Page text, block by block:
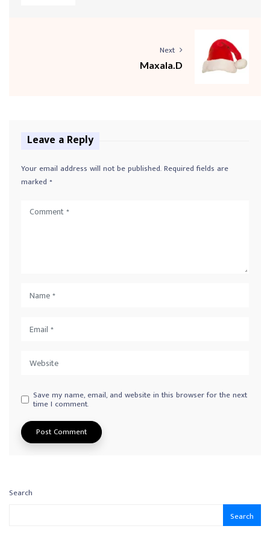
Next
Maxala.D
Leave a Reply
Your email address will not be published.Required fields are
marked *
Save my name, email, and website in this browser for the next
time I comment.
Search
Search